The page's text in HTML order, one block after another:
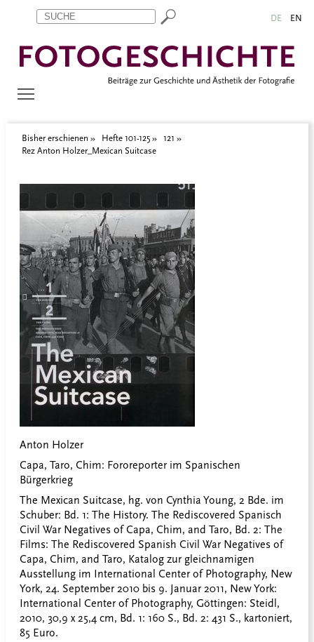
Zum Inhalt springen
Aktuelle Seite: Rez. Anton Holzer_Mexican Suitcase DE EN
Bisher erschienen Hefte 101-125
121
Rez Anton Holzer_Mexican Suitcase
Anton Holzer
Capa, Taro, Chim: Fororeporter im Spanischen
Bürgerkrieg
The Mexican Suitcase, hg. von Cynthia Young, 2 Bde. im
Schuber: Bd. 1: The History. The Rediscovered Spanisch
Civil War Negatives of Capa, Chim, and Taro, Bd. 2: The
Films: The Rediscovered Spanish Civil War Negatives of
Capa, Chim, and Taro, Katalog zur gleichnamigen
Ausstellung im International Center of Photography, New
York, 24. September 2010 bis 9. Januar 2011, New York:
International Center of Photography, Göttingen: Steidl,
2010, 30,9 x 25,4 cm, Bd. 1: 160 S., Bd. 2: 431 S., kartoniert,
85 Euro.